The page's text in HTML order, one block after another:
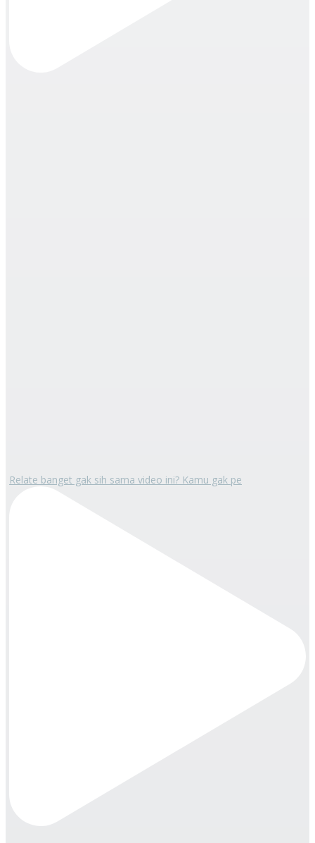
Relate banget gak sih sama video ini? Kamu gak pe